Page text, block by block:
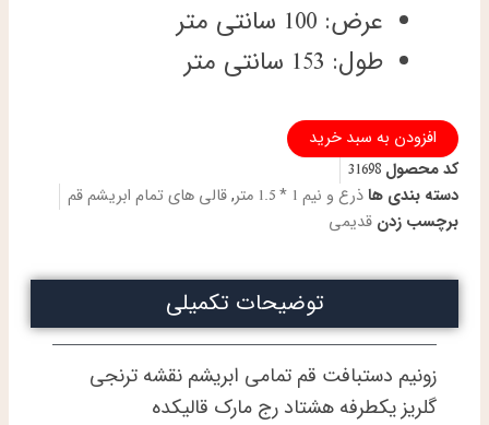
عرض: 100 سانتی متر
طول: 153 سانتی متر
ذرع
و
نیم
دستباف
تمام
ابریشم
طرح
یکطرفه
تولیدی
قالیکده
افزودن به سبد خرید
کد محصول 31698
دسته بندی هاذرع و نیم 1 * 1.5 متر ,قالی های تمام ابریشم قم
برچسب زدن قدیمی
توضیحات تکمیلی
زونیم دستبافت قم تمامی ابریشم نقشه ترنجی
گلریز یکطرفه هشتاد رج مارک قالیکده